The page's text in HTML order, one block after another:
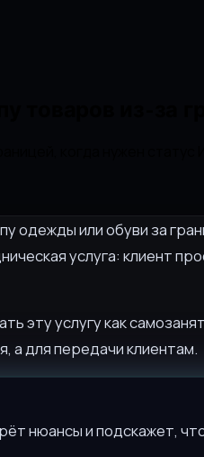
одежды или обуви за
услуга: клиент
эту услугу как
а для передачи клиентам.
нюансы и подскажет,